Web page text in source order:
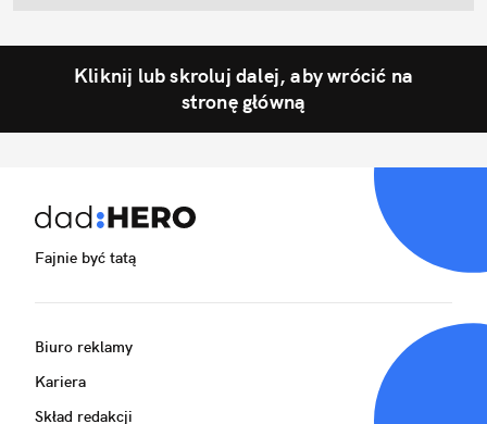
Kliknij lub skroluj dalej, aby wrócić na
stronę główną
Fajnie być tatą
Biuro reklamy
Kariera
Skład redakcji